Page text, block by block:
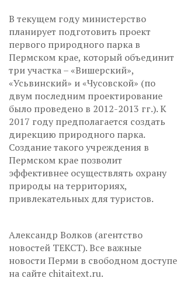
В текущем году министерство
планирует подготовить проект
первого природного парка в
Пермском крае, который объединит
три участка – «Вишерский»,
«Усьвинский» и «Чусовской» (по
двум последним проектирование
было проведено в 2012-2013 гг.). К
2017 году предполагается создать
дирекцию природного парка.
Создание такого учреждения в
Пермском крае позволит
эффективнее осуществлять охрану
природы на территориях,
привлекательных для туристов.
Александр Волков (агентство
новостей ТЕКСТ). Все важные
новости Перми в свободном доступе
на сайте chitaitext.ru.